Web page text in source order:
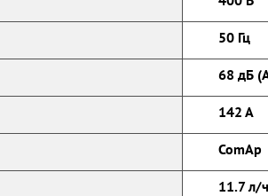
50 Гц
68 дБ
142 А
ComAp
11.7 л/ч